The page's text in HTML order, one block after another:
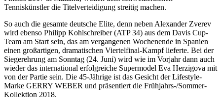
Tenniskünstler die Titelverteidigung streitig machen.
So auch die gesamte deutsche Elite, denn neben Alexander Zverev
wird ebenso Philipp Kohlschreiber (ATP 34) aus dem Davis Cup-
Team am Start sein, das am vergangenen Wochenende in Spanien
einen großartigen, dramatischen Viertelfinal-Kampf lieferte. Bei der
Siegerehrung am Sonntag (24. Juni) wird wie im Vorjahr dann auch
wieder das international erfolgreiche Supermodel Eva Herzigova mit
von der Partie sein. Die 45-Jährige ist das Gesicht der Lifestyle-
Marke GERRY WEBER und präsentiert die Frühjahrs-/Sommer-
Kollektion 2018.